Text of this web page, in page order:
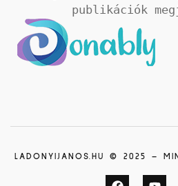
publikációk
LADONYIJANOS.HU © 2025 –